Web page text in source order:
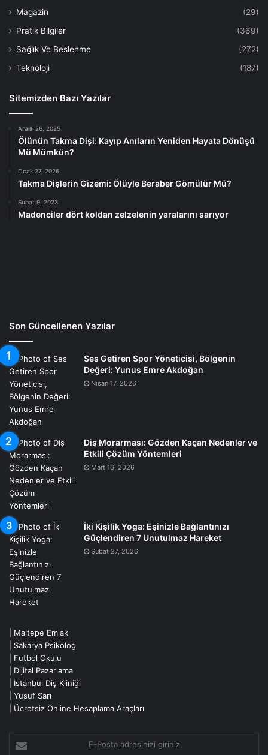
Magazin
(29)
Pratik Bilgiler
(369)
Sağlık Ve Beslenme
(272)
Teknoloji
(187)
Sitemizden Bazı Yazılar
Aralık 26, 2025
Ölünün Takma Dişi: Kayıp Anıların Yeniden Hayata Dönüşü
Mü Mümkün?
Ocak 27, 2026
Takma Dişlerin Gizemi: Ölüyle Beraber Gömülür Mü?
Şubat 9, 2023
Madenciler dört koldan zelzelenin yaralarını sarıyor
Son Güncellenen Yazılar
Ses Getiren Spor Yöneticisi, Bölgenin
Değeri: Yunus Emre Akdoğan
Nisan 17, 2026
Diş Morarması: Gözden Kaçan Nedenler ve
Etkili Çözüm Yöntemleri
Mart 16, 2026
İki Kişilik Yoga: Eşinizle Bağlantınızı
Güçlendiren 7 Unutulmaz Hareket
Şubat 27, 2026
Maltepe Emlak
Sakarya Psikolog
Futbol Okulu
Dijital Pazarlama
İstanbul Diş Kliniği
Yusuf Sarı
Ücretsiz Online Hesaplama Araçları
Posta